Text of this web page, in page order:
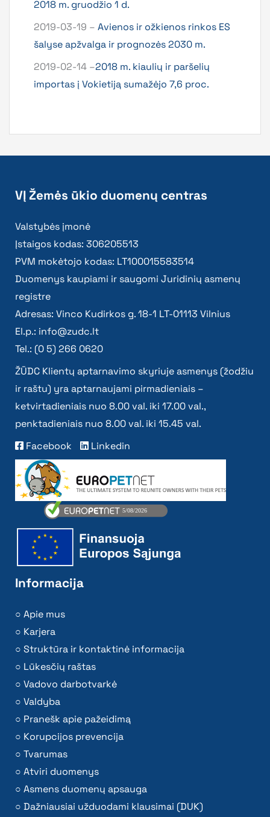
2018 m. gruodžio 1 d.
2019-03-19 – Avienos ir ožkienos rinkos ES
šalyse apžvalga ir prognozės 2030 m.
2019-02-14 –2018 m. kiaulių ir paršelių
importas į Vokietiją sumažėjo 7,6 proc.
VĮ Žemės ūkio duomenų centras
Valstybės įmonė
Įstaigos kodas: 306205513
PVM mokėtojo kodas: LT100015583514
Duomenys kaupiami ir saugomi Juridinių asmenų
registre
Adresas: Vinco Kudirkos g. 18-1 LT-01113 Vilnius
El.p.: info@zudc.lt
Tel.: (0 5) 266 0620
ŽŪDC Klientų aptarnavimo skyriuje asmenys (žodžiu
ir raštu) yra aptarnaujami pirmadieniais –
ketvirtadieniais nuo 8.00 val. iki 17.00 val.,
penktadieniais nuo 8.00 val. iki 15.45 val.
Facebook
Linkedin
Informacija
Apie mus
Karjera
Struktūra ir kontaktinė informacija
Lūkesčių raštas
Vadovo darbotvarkė
Valdyba
Pranešk apie pažeidimą
Korupcijos prevencija
Tvarumas
Atviri duomenys
Asmens duomenų apsauga
Dažniausiai užduodami klausimai (DUK)